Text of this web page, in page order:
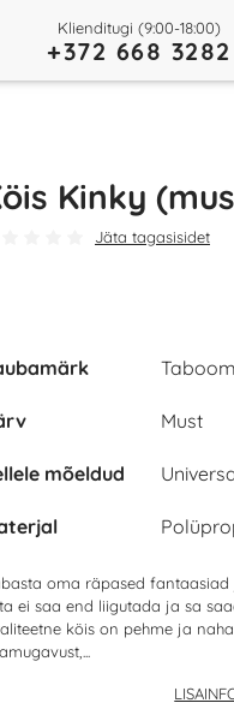
Klienditugi (9:00-18:00)
+372 668 3282
Kinky
Jäta tagasisidet
Taboom
Must
mõeldud
oma räpased fantaasiad
ei saa end liigutada ja sa
köis on pehme ja